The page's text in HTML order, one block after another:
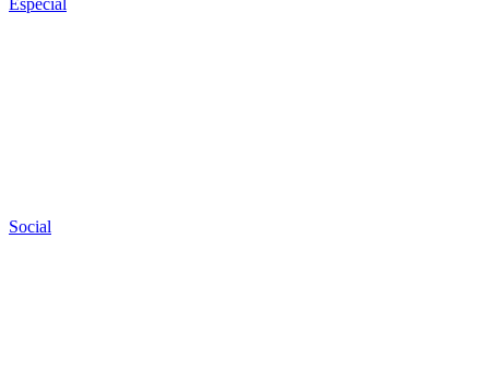
Social